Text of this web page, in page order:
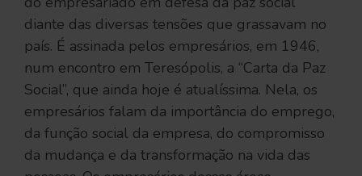
diante das diversas tensões que grassavam no
país. É assinada pelos empresários, em 1946,
num encontro em Teresópolis, a “Carta da Paz
Social”, que ainda hoje é atualíssima. Nela, os
empresários falam da importância do emprego,
da função social da empresa, do compromisso
da mudança e da transformação na vida das